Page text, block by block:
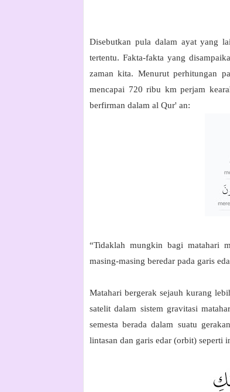
Disebutkan pula dalam ayat yang
tertentu. Fakta-fakta yang
zaman kita. Menurut perhitungan
mencapai 720 ribu km perjam
berfirman dalam al Qur' an:
“Tidaklah mungkin bagi matahari
masing-masing beredar pada garis
Matahari bergerak sejauh kurang
satelit dalam sistem gravitasi
semesta berada dalam suatu
lintasan dan garis edar (orbit) seperti